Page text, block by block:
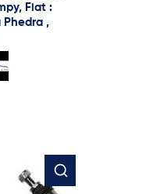
Fiat :
Phedra ,